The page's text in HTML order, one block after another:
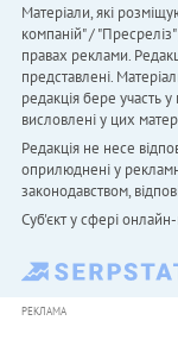
Матеріали, які
компаній" /
правах реклами.
представлені.
редакція бере участь у
висловлені у цих
Редакція не несе
оприлюднені у
законодавством,
Cуб'єкт у сфері
РЕКЛАМА